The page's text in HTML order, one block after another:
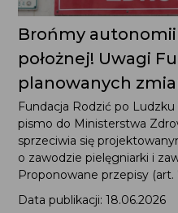
Brońmy
położnej! Uwagi
planowanych
Fundacja Rodzić po
pismo do Ministerstwa
sprzeciwia się
o zawodzie pielęgniarki i
Proponowane przepisy (art.
Data publikacji: 18.06.2026